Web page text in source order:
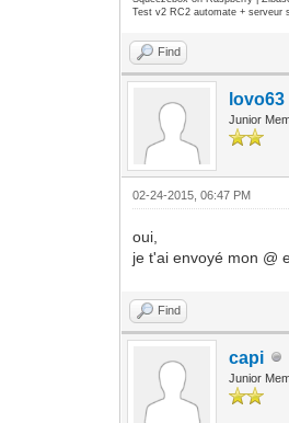
Test v2 RC2 automate + serveur
Find
lovo63
Junior
02-24-2015, 06:47 PM
oui,
je t'ai envoyé mon @
Find
capi
Junior